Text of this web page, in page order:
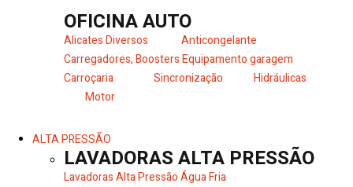
OFICINA AUTO
Alicates Diversos
Anticongelante
Carregadores, BoostersEquipamento garagem
Carroçaria
Sincronização
Hidráulicas
Motor
ALTA PRESSÃO
LAVADORAS ALTA PRESSÃO
Lavadoras Alta Pressão Água Fria